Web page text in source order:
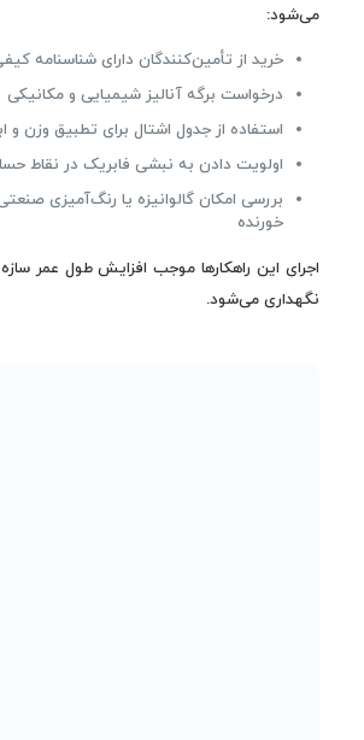
می‌شود:
خرید از تأمین‌کنندگان دارای شناسنامه
درخواست برگه آنالیز شیمیایی و مکانیکی
استفاده از جدول اشتال برای تطبیق وزن و
اولویت دادن به نبشی فابریک در نقاط
بررسی امکان گالوانیزه یا رنگ‌آمیزی
خورنده
اجرای این راهکارها موجب افزایش طول عمر
نگهداری می‌شود.